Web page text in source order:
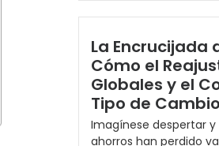
La Encrucijada
Cómo el
Globales y el
Tipo de
Imagínese despertar y
ahorros han perdido